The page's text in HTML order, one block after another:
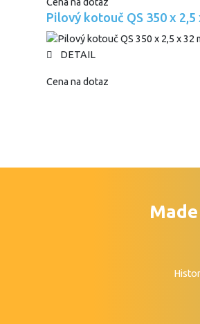
Pilový kotouč QS 350 x 2,5
DETAIL
Cena na dotaz